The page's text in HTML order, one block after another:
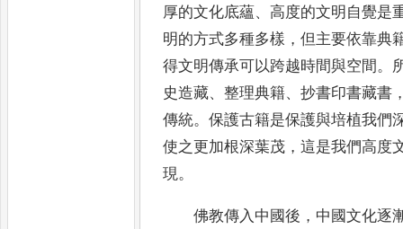
厚的文化底蘊 、 高度的文明自覺是
明的方式多種多樣 ，但主要依靠典
得文明傳承可以跨越時間與空間。
史造藏、整理典籍、抄書印書藏書
傳統。保護古籍是保護與培植我們
使之更加根深葉茂 ，這是我們高度
現。
佛教傳入中國後 ， 中國文化逐